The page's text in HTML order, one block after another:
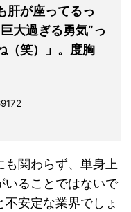
肝が座ってるっ
大過ぎる勇気”っ
（笑）」。度胸
関わらず、単身上
いることではないで
安定な業界でしょ